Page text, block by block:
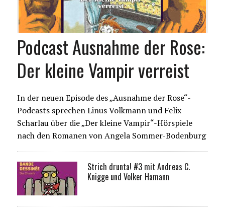
Podcast Ausnahme der Rose:
Der kleine Vampir verreist
In der neuen Episode des „Ausnahme der Rose“-
Podcasts sprechen Linus Volkmann und Felix
Scharlau über die „Der kleine Vampir“-Hörspiele
nach den Romanen von Angela Sommer-Bodenburg
Strich drunta! #3 mit Andreas C.
Knigge und Volker Hamann